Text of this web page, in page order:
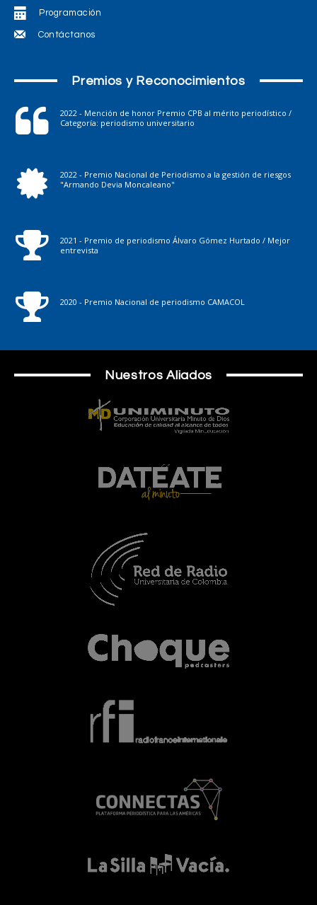
Programación
Contáctanos
Premios y Reconocimientos
2022 - Mención de honor Premio CPB al mérito periodístico /
Categoría: periodismo universitario
2022 - Premio Nacional de Periodismo a la gestión de riesgos
"Armando Devia Moncaleano"
2021 - Premio de periodismo Álvaro Gómez Hurtado / Mejor
entrevista
2020 - Premio Nacional de periodismo CAMACOL
Nuestros Aliados